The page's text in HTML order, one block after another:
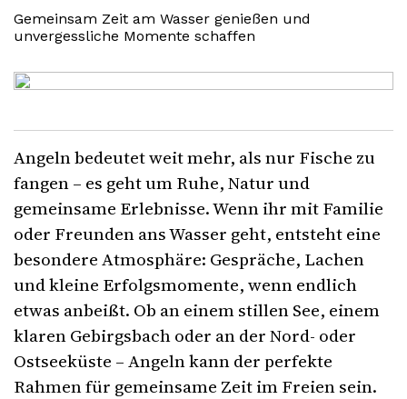
Gemeinsam Zeit am Wasser genießen und
unvergessliche Momente schaffen
Angeln bedeutet weit mehr, als nur Fische zu
fangen – es geht um Ruhe, Natur und
gemeinsame Erlebnisse. Wenn ihr mit Familie
oder Freunden ans Wasser geht, entsteht eine
besondere Atmosphäre: Gespräche, Lachen
und kleine Erfolgsmomente, wenn endlich
etwas anbeißt. Ob an einem stillen See, einem
klaren Gebirgsbach oder an der Nord- oder
Ostseeküste – Angeln kann der perfekte
Rahmen für gemeinsame Zeit im Freien sein.